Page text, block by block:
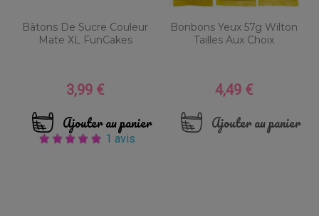
Bâtons De Sucre Couleur
Mate XL FunCakes
Prix
3,99 €
Ajouter au panier
1 avis
Bonbons Yeux 57g Wilton
Tailles Aux Choix
Prix
4,49 €
Ajouter au panier